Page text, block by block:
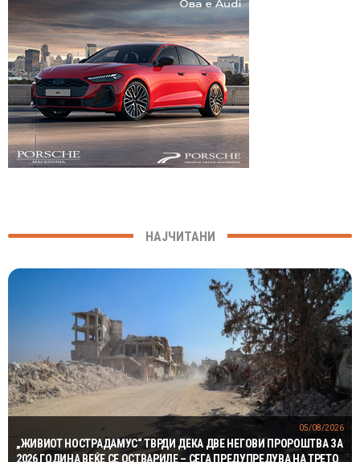
НАЈЧИТАНИ
„ЖИВИОТ НОСТРАДАМУС“ ТВРДИ ДЕКА ДВЕ НЕГОВИ ПРОРОШТВА ЗА
2026 ГОДИНА ВЕЌЕ СЕ ОСТВАРИЛЕ – СЕГА ПРЕДУПРЕДУВА НА ТРЕТО
05/08/2026